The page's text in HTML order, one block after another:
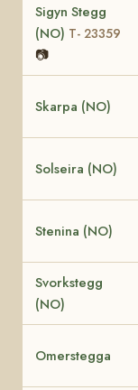
Sigyn Stegg
(NO) T- 23359
📷
Skarpa (NO)
Solseira (NO)
Stenina (NO)
Svorkstegg
(NO)
Omerstegga